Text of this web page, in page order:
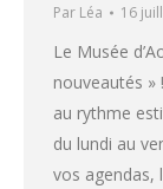
Par Léa 16
Le Musée
nouveautés »
au rythme
du lundi au
vos agendas,